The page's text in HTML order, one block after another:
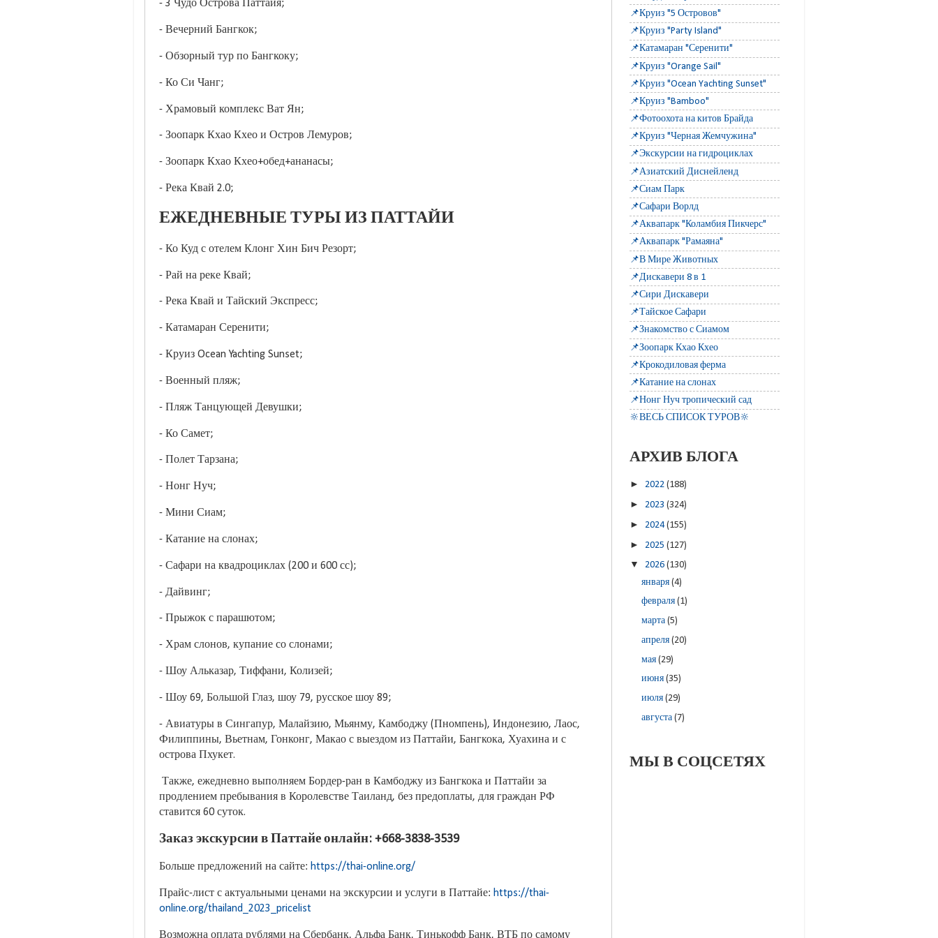
- 3 Чудо Острова Паттайя;
- Вечерний Бангкок;
- Обзорный тур по Бангкоку;
- Ко Си Чанг;
- Храмовый комплекс Ват Ян;
- Зоопарк Кхао Кхео и Остров Лемуров;
- Зоопарк Кхао Кхео+обед+ананасы;
- Река Квай 2.0;
ЕЖЕДНЕВНЫЕ ТУРЫ ИЗ ПАТТАЙИ
- Ко Куд с отелем Клонг Хин Бич Резорт;
- Рай на реке Квай;
- Река Квай и Тайский Экспресс;
- Катамаран Серенити;
- Круиз Ocean Yachting Sunset;
- Военный пляж;
- Пляж Танцующей Девушки;
- Ко Самет;
- Полет Тарзана;
- Нонг Нуч;
- Мини Сиам;
- Катание на слонах;
- Сафари на квадроциклах (200 и 600 сс);
- Дайвинг;
- Прыжок с парашютом;
- Храм слонов, купание со слонами;
- Шоу Альказар, Тиффани, Колизей;
- Шоу 69, Большой Глаз, шоу 79, русское шоу 89;
- Авиатуры в Сингапур, Малайзию, Мьянму, Камбоджу (Пномпень), Индонезию, Лаос,
Филиппины, Вьетнам, Гонконг, Макао с выездом из Паттайи, Бангкока, Хуахина и с
острова Пхукет.
Также, ежедневно выполняем Бордер-ран в Камбоджу из Бангкока и Паттайи за
продлением пребывания в Королевстве Таиланд, без предоплаты, для граждан РФ
ставится 60 суток.
Заказ экскурсии в Паттайе онлайн: +668-3838-3539
Больше предложений на сайте: https://thai-online.org/
Прайс-лист с актуальными ценами на экскурсии и услуги в Паттайе: https://thai-
online.org/thailand_2023_pricelist
Возможна оплата рублями на Сбербанк, Альфа Банк, Тинькофф Банк, ВТБ по самому
📌Круиз "5 Островов"
📌Круиз "Party Island"
📌Катамаран "Серенити"
📌Круиз "Orange Sail"
📌Круиз "Ocean Yachting Sunset"
📌Круиз "Bamboo"
📌Фотоохота на китов Брайда
📌Круиз "Черная Жемчужина"
📌Экскурсии на гидроциклах
📌Азиатский Диснейленд
📌Сиам Парк
📌Сафари Ворлд
📌Аквапарк "Коламбия Пикчерс"
📌Аквапарк "Рамаяна"
📌В Мире Животных
📌Дискавери 8 в 1
📌Сири Дискавери
📌Тайское Сафари
📌Знакомство с Сиамом
📌Зоопарк Кхао Кхео
📌Крокодиловая ферма
📌Катание на слонах
📌Нонг Нуч тропический сад
🔆ВЕСЬ СПИСОК ТУРОВ🔆
АРХИВ БЛОГА
► 2022 (188)
► 2023 (324)
► 2024(155)
► 2025 (127)
▼ 2026 (130)
января(4)
февраля(1)
марта(5)
апреля(20)
мая(29)
июня(35)
июля(29)
августа(7)
МЫ В СОЦСЕТЯХ